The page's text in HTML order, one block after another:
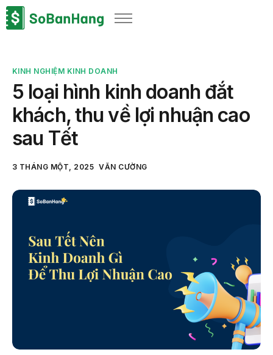
Sản phẩm
Bảng giá
Blog
Thông tin thuế
Về chúng tôi
KINH NGHIỆM KINH DOANH
5 loại hình kinh doanh đắt
khách, thu về lợi nhuận cao
sau Tết
3 THÁNG MỘT, 2025 VĂN CƯỜNG